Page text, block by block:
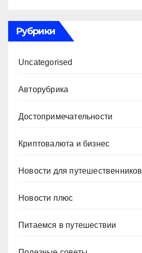
Рубрики
Uncategorised
Авторубрика
Достопримечательности
Криптовалюта и бизнес
Новости для путешественников
Новости плюс
Питаемся в путешествии